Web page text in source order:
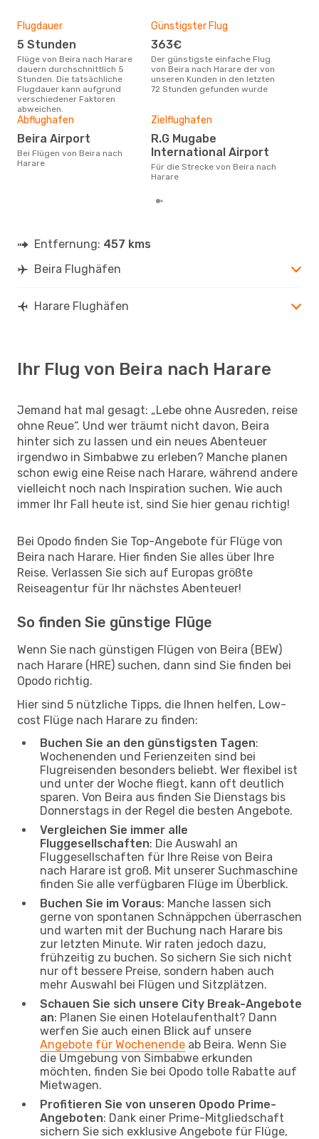
Flugdauer
5 Stunden
Flüge von Beira nach Harare
dauern durchschnittlich 5
Stunden. Die tatsächliche
Flugdauer kann aufgrund
verschiedener Faktoren
abweichen.
Günstigster Flug
363€
Der günstigste einfache Flug
von Beira nach Harare der von
unseren Kunden in den letzten
72 Stunden gefunden wurde
Abflughafen
Beira Airport
Bei Flügen von Beira nach
Harare
Zielflughafen
R.G Mugabe
International Airport
Für die Strecke von Beira nach
Harare
Entfernung: 457 kms
Beira Flughäfen
Harare Flughäfen
Ihr Flug von Beira nach Harare
Jemand hat mal gesagt: „Lebe ohne Ausreden, reise
ohne Reue“. Und wer träumt nicht davon, Beira
hinter sich zu lassen und ein neues Abenteuer
irgendwo in Simbabwe zu erleben? Manche planen
schon ewig eine Reise nach Harare, während andere
vielleicht noch nach Inspiration suchen. Wie auch
immer Ihr Fall heute ist, sind Sie hier genau richtig!
Bei Opodo finden Sie Top-Angebote für Flüge von
Beira nach Harare. Hier finden Sie alles über Ihre
Reise. Verlassen Sie sich auf Europas größte
Reiseagentur für Ihr nächstes Abenteuer!
So finden Sie günstige Flüge
Wenn Sie nach günstigen Flügen von Beira (BEW)
nach Harare (HRE) suchen, dann sind Sie finden bei
Opodo richtig.
Hier sind 5 nützliche Tipps, die Ihnen helfen, Low-
cost Flüge nach Harare zu finden:
Buchen Sie an den günstigsten Tagen:
Wochenenden und Ferienzeiten sind bei
Flugreisenden besonders beliebt. Wer flexibel ist
und unter der Woche fliegt, kann oft deutlich
sparen. Von Beira aus finden Sie Dienstags bis
Donnerstags in der Regel die besten Angebote.
Vergleichen Sie immer alle
Fluggesellschaften: Die Auswahl an
Fluggesellschaften für Ihre Reise von Beira
nach Harare ist groß. Mit unserer Suchmaschine
finden Sie alle verfügbaren Flüge im Überblick.
Buchen Sie im Voraus: Manche lassen sich
gerne von spontanen Schnäppchen überraschen
und warten mit der Buchung nach Harare bis
zur letzten Minute. Wir raten jedoch dazu,
frühzeitig zu buchen. So sichern Sie sich nicht
nur oft bessere Preise, sondern haben auch
mehr Auswahl bei Flügen und Sitzplätzen.
Schauen Sie sich unsere City Break-Angebote
an: Planen Sie einen Hotelaufenthalt? Dann
werfen Sie auch einen Blick auf unsere
Angebote für Wochenende ab Beira. Wenn Sie
die Umgebung von Simbabwe erkunden
möchten, finden Sie bei Opodo tolle Rabatte auf
Mietwagen.
Profitieren Sie von unseren Opodo Prime-
Angeboten: Dank einer Prime-Mitgliedschaft
sichern Sie sich exklusive Angebote für Flüge,